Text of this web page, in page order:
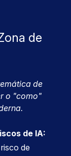
de
de
o "como"
de IA:
de